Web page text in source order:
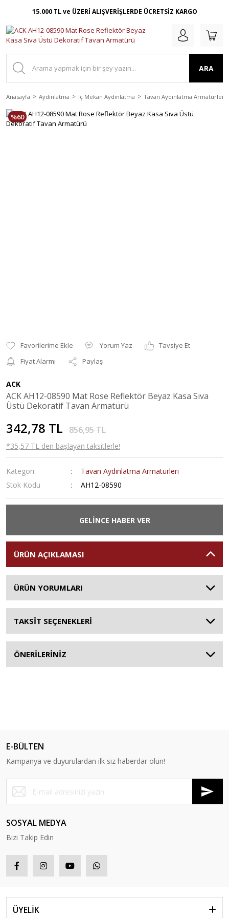
15.000 TL ve ÜZERİ ALIŞVERİŞLERDE ÜCRETSİZ KARGO
ARA
Anasayfa Aydınlatma İç Mekan Aydınlatma Tavan Aydınlatma Armatürleri
%60
Yorum Yaz
Tavsiye Et
Fiyat Alarmı
Paylaş
ACK
ACK AH12-08590 Mat Rose Reflektör Beyaz Kasa Sıva
Üstü Dekoratif Tavan Armatürü
342,78 TL 856,95 TL
*35,57 TL den başlayan taksitlerle!
Kategori
Tavan Aydınlatma Armatürleri
Stok Kodu
AH12-08590
GELİNCE HABER VER
ÜRÜN AÇIKLAMASI
ÜRÜN YORUMLARI
TAKSİT SEÇENEKLERİ
ÖNERİLERİNİZ
E-BÜLTEN
Kampanya ve duyurulardan ilk siz haberdar olun!
SOSYAL MEDYA
Bizi Takip Edin
ÜYELİK